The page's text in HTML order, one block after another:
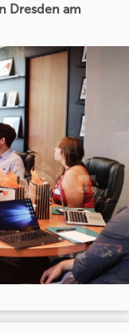
Dresden am